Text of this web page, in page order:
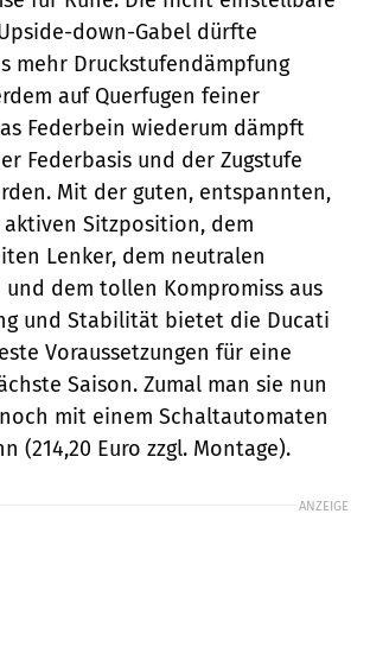
down-Gabel dürfte
mehr Druckstufendämpfung
auf Querfugen feiner
Federbein wiederum dämpft
Federbasis und der Zugstufe
Mit der guten, entspannten,
Sitzposition, dem
Lenker, dem neutralen
dem tollen Kompromiss aus
und Stabilität bietet die Ducati
Voraussetzungen für eine
Saison. Zumal man sie nun
mit einem Schaltautomaten
(214,20 Euro zzgl. Montage).
ANZEIGE